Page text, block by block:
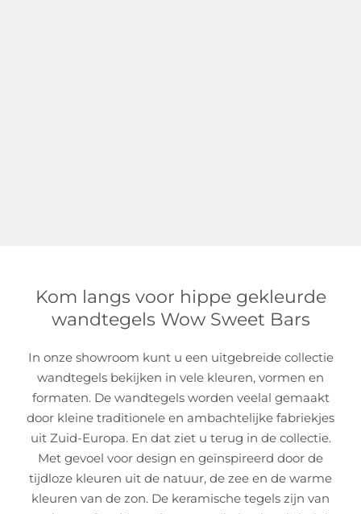
Kom langs voor hippe gekleurde
wandtegels Wow Sweet Bars
In onze showroom kunt u een uitgebreide collectie
wandtegels bekijken in vele kleuren, vormen en
formaten. De wandtegels worden veelal gemaakt
door kleine traditionele en ambachtelijke fabriekjes
uit Zuid-Europa. En dat ziet u terug in de collectie.
Met gevoel voor design en geïnspireerd door de
tijdloze kleuren uit de natuur, de zee en de warme
kleuren van de zon. De keramische tegels zijn van